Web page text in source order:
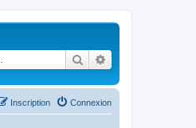
Rechercher
Connexion
Inscription